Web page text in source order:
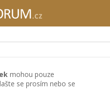
mohou pouze
se prosím nebo se